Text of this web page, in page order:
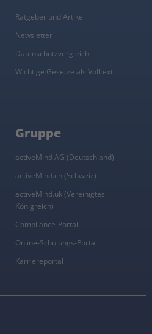
Ratgeber und Artikel
Newsletter
Datenschutzvergleich
Wichtige Gesetze als Volltext
Gruppe
activeMind AG (Deutschland)
activeMind.ch (Schweiz)
activeMind.uk (Vereinigtes
Königreich)
Compliance-Portal
Online-Schulungs-Portal
Karriereportal